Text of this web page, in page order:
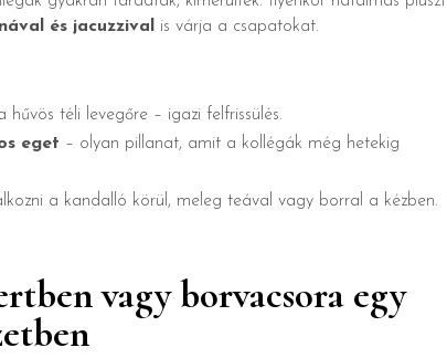
és jacuzzival is várja a csapatokat.
hűvös téli levegőre – igazi felfrissülés.
eget – olyan pillanat, amit a kollégák még hetekig
a kandalló körül, meleg teával vagy borral a kézben.
vagy borvacsora egy